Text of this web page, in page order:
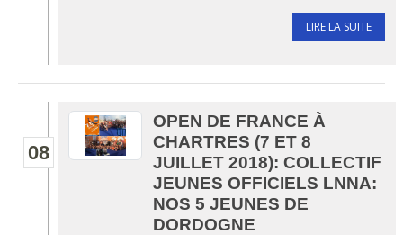
LIRE LA SUITE
08
OPEN DE FRANCE À
CHARTRES (7 ET 8
JUILLET 2018): COLLECTIF
JEUNES OFFICIELS LNNA:
NOS 5 JEUNES DE
DORDOGNE